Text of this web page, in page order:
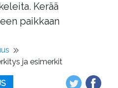
Kerää
paikkaan
ja esimerkit